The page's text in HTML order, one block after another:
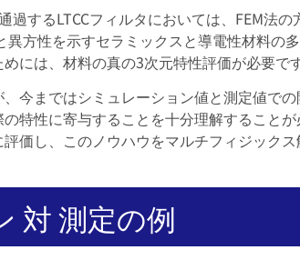
過するLTCCフィルタにおいては、FEM法
異方性を示すセラミックスと導電性材料の
には、材料の真の3次元特性評価が必要です
今まではシミュレーション値と測定値で
特性に寄与することを十分理解すること
価し、このノウハウをマルチフィジックス
対 測定の例